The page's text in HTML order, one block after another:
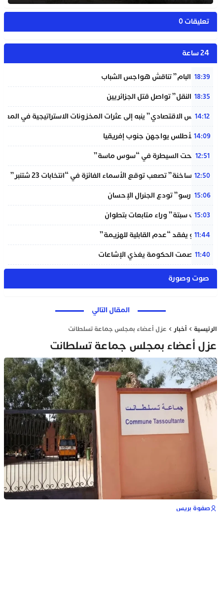
تعليقات 0
24 ساعة
18:39
شبيبة “البام” تناقش هواجس الشباب
18:35
“خردة النقل” تواصل قتل الجزائريين
14:12
“المجلس الاقتصادي” ينبه إلى عثرات المخزونات الاستراتيجية في
14:09
لبؤات الأطلس يواجهن جنوب إفريقيا
12:51
حريق تحت السيطرة في “سوس ماسة”
12:50
“دوائر ساخنة” تصعب توقع الأسماء الفائزة في “انتخابات 23 شتنبر”
15:06
“المينورسو” تودع الجنرال الإحسان
15:03
“أحداث سبتة” وراء متابعات بتطوان
11:44
إنفانتينو يفقد “عدم القابلية للهزيمة”
11:40
بنعلي: صمت الحكومة يغذي الإشاعات
صوت وصورة
المقال التالي
الرئيسية أخبار عزل أعضاء بمجلس جماعة تسلطانت
عزل أعضاء بمجلس جماعة تسلطانت
صفوة بريس